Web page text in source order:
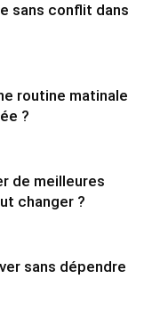
sans conflit dans
routine matinale
?
de meilleures
changer ?
sans dépendre